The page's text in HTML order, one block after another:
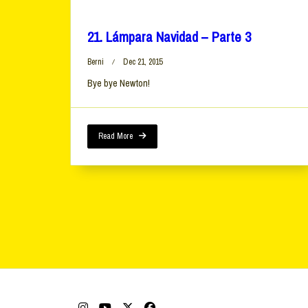
21. Lámpara Navidad – Parte 3
Berni Dec 21, 2015
Bye bye Newton!
Read More